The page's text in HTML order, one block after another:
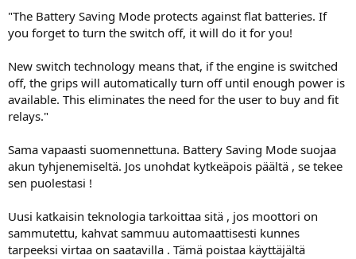
"The Battery Saving Mode protects against flat batteries. If
you forget to turn the switch off, it will do it for you!
New switch technology means that, if the engine is switched
off, the grips will automatically turn off until enough power is
available. This eliminates the need for the user to buy and fit
relays."
Sama vapaasti suomennettuna. Battery Saving Mode suojaa
akun tyhjenemiseltä. Jos unohdat kytkeäpois päältä , se tekee
sen puolestasi !
Uusi katkaisin teknologia tarkoittaa sitä , jos moottori on
sammutettu, kahvat sammuu automaattisesti kunnes
tarpeeksi virtaa on saatavilla . Tämä poistaa käyttäjältä